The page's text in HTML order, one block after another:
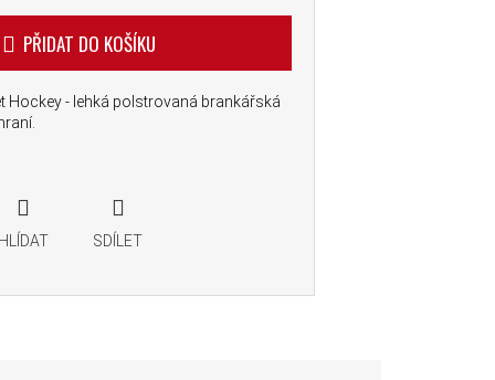
PŘIDAT DO KOŠÍKU
Hockey - lehká polstrovaná brankářská
HLÍDAT SDÍLET